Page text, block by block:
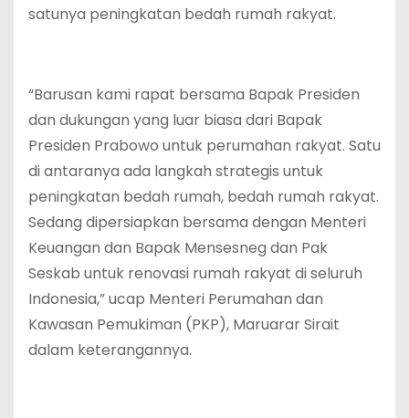
satunya peningkatan bedah rumah rakyat.
‎“Barusan kami rapat bersama Bapak Presiden
dan dukungan yang luar biasa dari Bapak
Presiden Prabowo untuk perumahan rakyat. Satu
di antaranya ada langkah strategis untuk
peningkatan bedah rumah, bedah rumah rakyat.
Sedang dipersiapkan bersama dengan Menteri
Keuangan dan Bapak Mensesneg dan Pak
Seskab untuk renovasi rumah rakyat di seluruh
Indonesia,” ucap Menteri Perumahan dan
Kawasan Pemukiman (PKP), Maruarar Sirait
dalam keterangannya.